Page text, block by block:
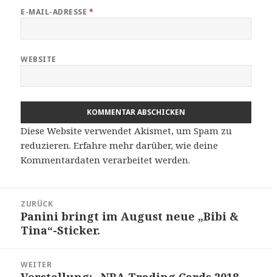
E-MAIL-ADRESSE *
WEBSITE
Diese Website verwendet Akismet, um Spam zu
reduzieren.Erfahre mehr darüber, wie deine
Kommentardaten verarbeitet werden.
ZURÜCK
Vorheriger
Beitrag:
Panini bringt im August neue „Bibi &
Tina“-Sticker.
WEITER